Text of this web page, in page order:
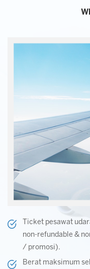
Ticket pesawat
non-refundable &
/ promosi).
Berat maksimum